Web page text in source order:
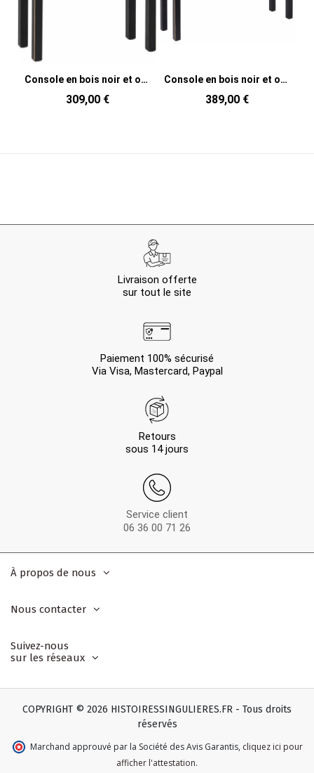
Console en bois noir et or 63 x 26 x 80 cm Oriente
309,00 €
Console en bois noir et or 95 x 26 x 90 cm Oriente
389,00 €
Livraison offerte
sur tout le site
Paiement 100% sécurisé
Via Visa, Mastercard, Paypal
Retours
sous 14 jours
Service client
06 36 00 71 26
À propos de nous
Nous contacter
Suivez-nous
sur les réseaux
COPYRIGHT © 2026 HISTOIRESSINGULIERES.FR - Tous droits
réservés
Marchand approuvé par la Société des Avis Garantis, cliquez ici pour
afficher l'attestation.